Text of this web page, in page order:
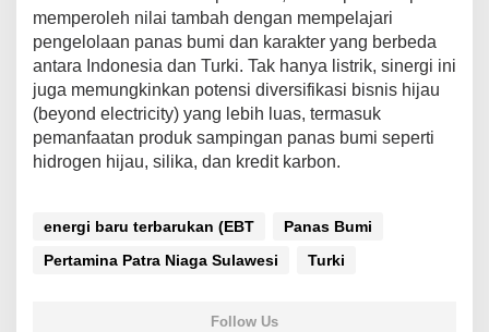
memperoleh nilai tambah dengan mempelajari
pengelolaan panas bumi dan karakter yang berbeda
antara Indonesia dan Turki. Tak hanya listrik, sinergi ini
juga memungkinkan potensi diversifikasi bisnis hijau
(beyond electricity) yang lebih luas, termasuk
pemanfaatan produk sampingan panas bumi seperti
hidrogen hijau, silika, dan kredit karbon.
energi baru terbarukan (EBT
Panas Bumi
Pertamina Patra Niaga Sulawesi
Turki
Follow Us